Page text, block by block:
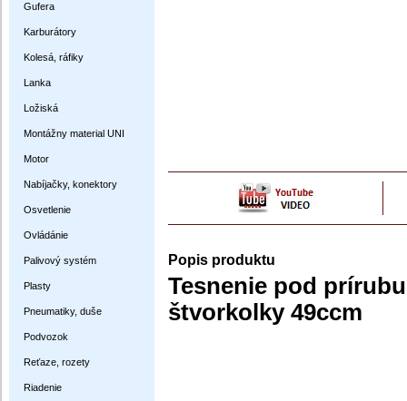
Gufera
Karburátory
Kolesá, ráfiky
Lanka
Ložiská
Montážny material UNI
Motor
Nabíjačky, konektory
Osvetlenie
Ovládánie
Palivový systém
Plasty
Pneumatiky, duše
Podvozok
Reťaze, rozety
Riadenie
Popis produktu
Tesnenie pod
štvorkolky 49ccm